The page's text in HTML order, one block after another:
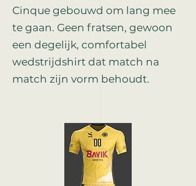
Cinque gebouwd om lang mee
te gaan. Geen fratsen, gewoon
een degelijk, comfortabel
wedstrijdshirt dat match na
match zijn vorm behoudt.​